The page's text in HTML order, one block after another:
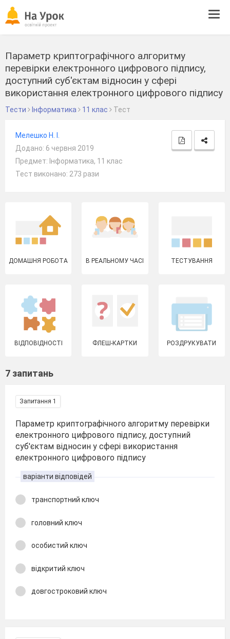
Параметр криптографічного алгоритму
перевірки електронного цифрового підпису,
доступний суб'єктам відносин у сфері
використання електронного цифрового підпису
Тести Інформатика 11 клас Тест
Мелешко Н. І.
Додано: 6 червня 2019
Предмет: Інформатика, 11 клас
Тест виконано: 273 рази
ДОМАШНЯ РОБОТА В РЕАЛЬНОМУ ЧАСІ ТЕСТУВАННЯ
ВІДПОВІДНОСТІ ФЛЕШ-КАРТКИ РОЗДРУКУВАТИ
7 запитань
Запитання 1
Параметр криптографічного алгоритму перевірки
електронного цифрового підпису, доступний
суб'єктам відносин у сфері використання
електронного цифрового підпису
варіанти відповідей
транспортний ключ
головний ключ
особистий ключ
відкритий ключ
довгостроковий ключ